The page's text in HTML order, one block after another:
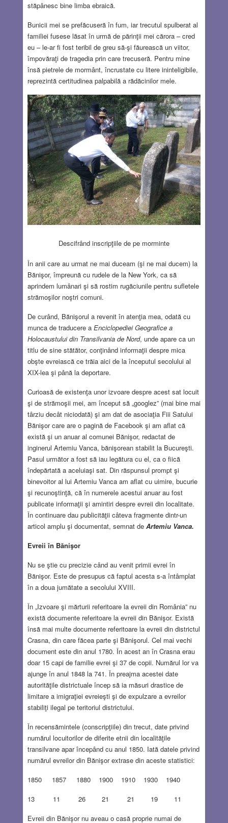
stăpânesc bine limba ebraică.
Bunicii mei se prefăcuseră în fum, iar trecutul spulberat al
familiei fusese lăsat în urmă de părinţii mei cărora – cred
eu – le-ar fi fost teribil de greu să-şi făurească un viitor,
împovăraţi de tragedia prin care trecuseră. Pentru mine
însă pietrele de mormânt, încrustate cu litere ininteligibile,
reprezintă certitudinea palpabilă a rădăcinilor mele.
Descifrând inscripţiile de pe morminte
În anii care au urmat ne mai duceam (şi ne mai ducem) la
Bănişor, împreună cu rudele de la New York, ca să
aprindem lumânari şi să rostim rugăciunile pentru sufletele
strămoşilor noştri comuni.
De curând, Bănişorul a revenit în atenţia mea, odată cu
munca de traducere a Enciclopediei Geografice a
Holocaustului din Transilvania de Nord, unde apare ca un
titlu de sine stătător, conţinând informaţii despre mica
obşte evreiască ce trăia aici de la începutul secolului al
XIX-lea şi până la deportare.
Curioasă de existenţa unor izvoare despre acest sat locuit
şi de strămoşii mei, am început să „googlez” (mai bine mai
târziu decât niciodată) şi am dat de asociaţia Fiii Satului
Bănişor care are o pagină de Facebook şi am aflat că
există şi un anuar al comunei Bănişor, redactat de
inginerul Artemiu Vanca, bănişorean stabilit la Bucureşti.
Pasul următor a fost să iau legătura cu el, ca o fiică
îndepărtată a aceluiaşi sat. Din răspunsul prompt şi
binevoitor al lui Artemiu Vanca am aflat cu uimire, bucurie
şi recunoştinţă, că în numerele acestui anuar au fost
publicate informaţii şi amintiri despre evreii din localitate.
În continuare dau publicităţii câteva fragmente dintr-un
articol amplu şi documentat, semnat de Artemiu Vanca.
Evreii în Bănişor
Nu se ştie cu precizie când au venit primii evrei în
Bănişor. Este de presupus că faptul acesta s-a întâmplat
în a doua jumătate a secolului XVIII.
În „Izvoare şi mărturii referitoare la evreii din România” nu
există documente referitoare la evreii din Bănişor. Există
însă mai multe documente referitoare la evreii din districtul
Crasna, din care făcea parte şi Bănişorul. Cel mai vechi
document este din anul 1780. În acest an în Crasna erau
doar 15 capi de familie evrei şi 37 de copii. Numărul lor va
ajunge în anul 1848 la 741. În preajma acestei date
autorităţile districtuale încep să ia măsuri drastice de
limitare a imigraţiei evreieşti şi de expulzare a evreilor
stabiliţi ilegal pe teritoriul districtului.
În recensămintele (conscripţiile) din trecut, date privind
numărul locuitorilor de diferite etnii din localităţile
transilvane apar începând cu anul 1850. Iată datele privind
numărul evreilor din Bănişor extrase din aceste statistici:
1850 1857 1880 1900 1910 1930 1940
13 11 26 21 21 19 11
Evreii din Bănişor nu aveau o casă proprie numai de